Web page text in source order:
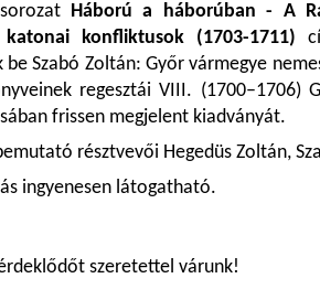
Háború a háborúban - A
konfliktusok (1703-1711)
Szabó Zoltán: Győr vármegye
regesztái VIII. (1700–1706)
frissen megjelent kiadványát.
résztvevői Hegedüs Zoltán,
ingyenesen látogatható.
szeretettel várunk!